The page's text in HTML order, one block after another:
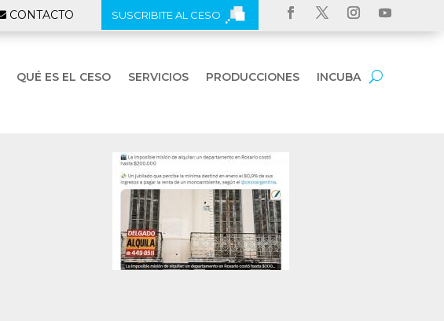
CONTACTO SUSCRIBITE AL CESO
QUÉ ES EL CESO SERVICIOS PRODUCCIONES INCUBA